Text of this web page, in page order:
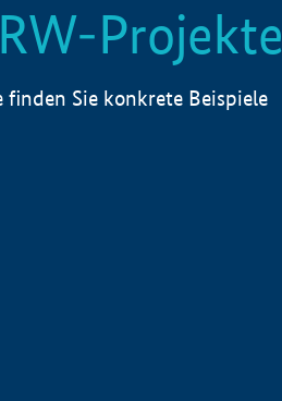
Projekte
Sie konkrete Beispiele